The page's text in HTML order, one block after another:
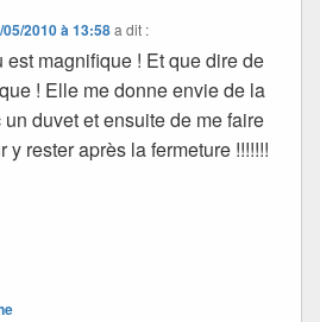
05/2010 à 13:58 a dit :
est magnifique ! Et que dire de
! Elle me donne envie de la
duvet et ensuite de me faire
y rester après la fermeture !!!!!!!